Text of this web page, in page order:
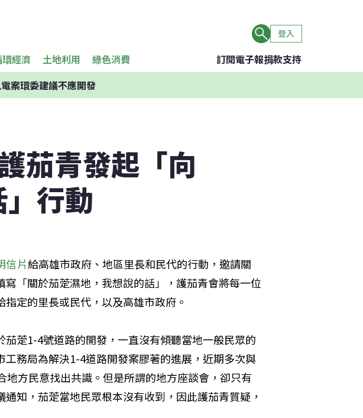
登入
經濟 土地利用 綠色消費 訂閱電子報捐款支持
案環委建議不應開發
茄青發起「向
行動
信片給高雄市政府、地區里長和民代的行動，邀請關
「關於茄萣濕地，我想說的話」，護茄青會將每一位
定的里長或民代，以及高雄市政府。
茄萣1-4號道路的開發，一直沒有傾聽當地一般民眾的
務局為解決1-4道路開發案膠著的進展，近期多次與
地方民意找出共識。但是所謂的地方座談會，卻只有
知，茄萣當地民眾根本沒有收到，因此護茄青質疑，